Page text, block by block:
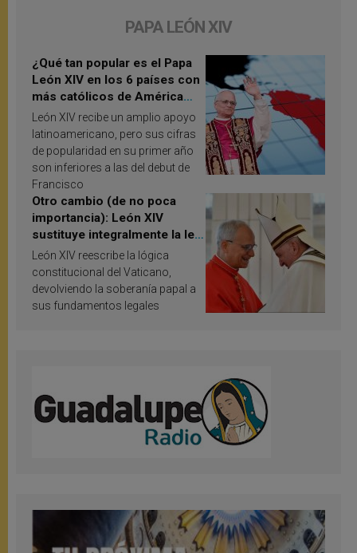
PAPA LEÓN XIV
¿Qué tan popular es el Papa
León XIV en los 6 países con
más católicos de América
Latina en 2026? Publican
resultados de investigación
León XIV recibe un amplio apoyo
latinoamericano, pero sus cifras
de popularidad en su primer año
son inferiores a las del debut de
Francisco
Otro cambio (de no poca
importancia): León XIV
sustituye integralmente la ley
vaticana de Papa Francisco
León XIV reescribe la lógica
constitucional del Vaticano,
devolviendo la soberanía papal a
sus fundamentos legales